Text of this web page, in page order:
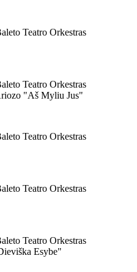
Teatro Orkestras
Teatro Orkestras
"aš Myliu Jus"
Teatro Orkestras
Teatro Orkestras
Teatro Orkestras
Esybe"